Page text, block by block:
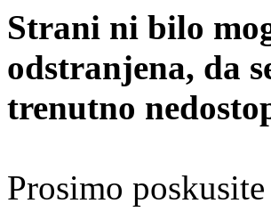
Strani ni bilo
odstranjena, da
trenutno
Prosimo